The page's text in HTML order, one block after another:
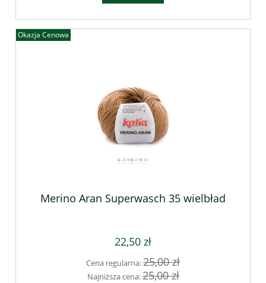
Merino Aran Superwasch 35 wielbład
22,50 zł
Cena regularna:25,00 zł
Najniższa cena:25,00 zł
Okazja Cenowa